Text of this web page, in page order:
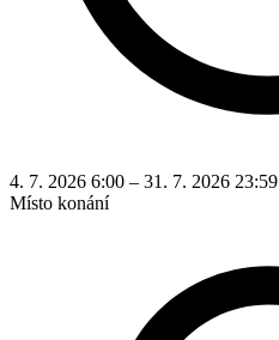
4. 7. 2026 6:00 – 31. 7. 2026 23:59
Místo konání